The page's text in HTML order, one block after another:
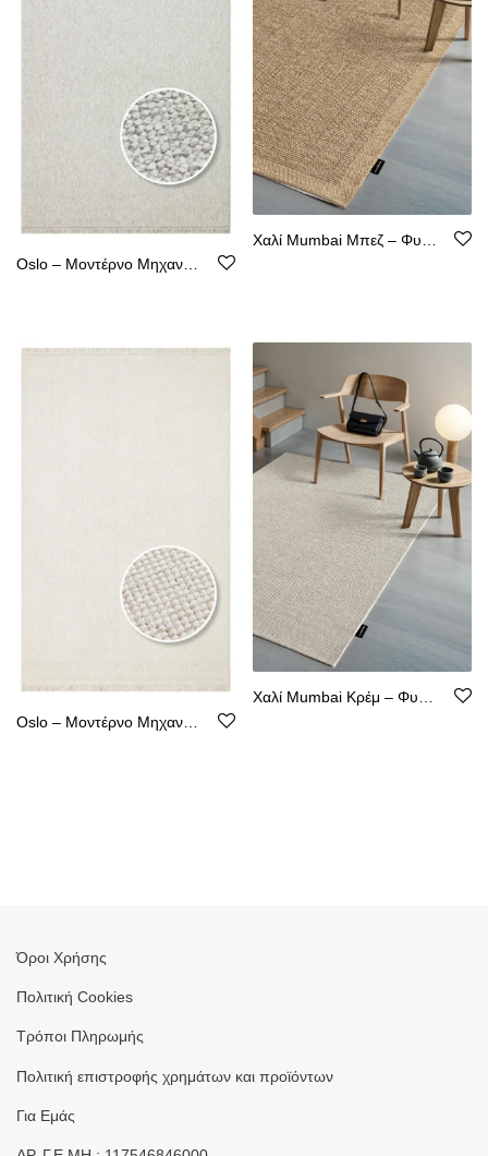
Oslo – Μοντέρνο Μηχανοποίητο Χαλί από Ψάθα – Χωρίς Χνούδι
Όροι Χρήσης
Πολιτική Cookies
Τρόποι Πληρωμής
Πολιτική επιστροφής χρημάτων και προϊόντων
Για Εμάς